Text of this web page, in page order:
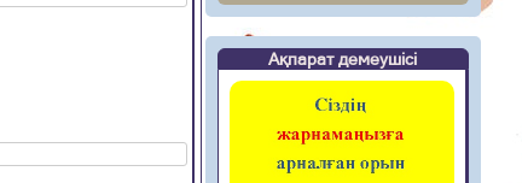
Ақпарат демеушісі